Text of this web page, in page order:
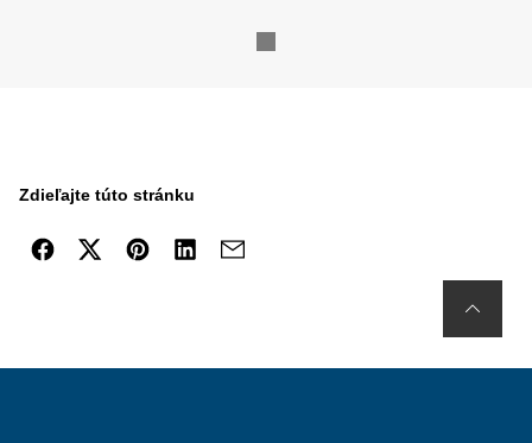
Zdieľajte túto stránku